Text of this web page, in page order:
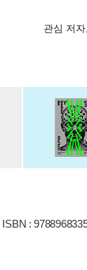
관심 저
ISBN :